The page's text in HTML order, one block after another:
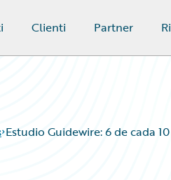
Clienti Partner
Estudio Guidewire: 6 de cada